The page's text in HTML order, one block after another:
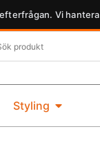
Vi
Styling